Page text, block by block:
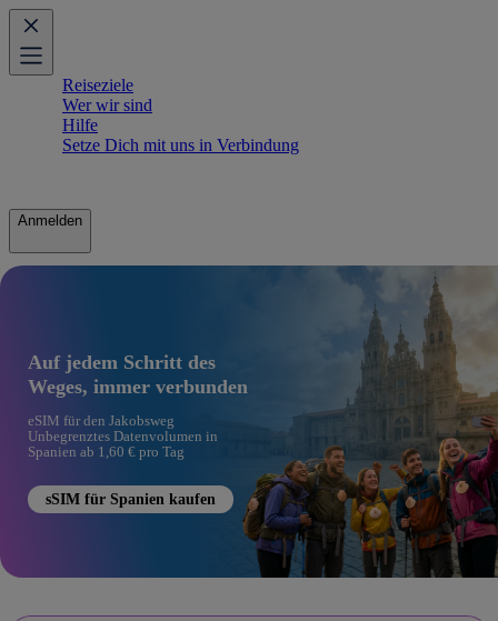
Reiseziele
Wer wir sind
Hilfe
Setze Dich mit uns in Verbindung
Anmelden
Auf jedem Schritt des
Weges, immer verbunden
eSIM für den Jakobsweg
Unbegrenztes Datenvolumen in
Spanien ab 1,60 € pro Tag
sSIM für Spanien kaufen